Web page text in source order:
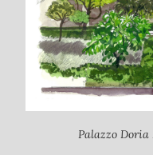
Palazzo